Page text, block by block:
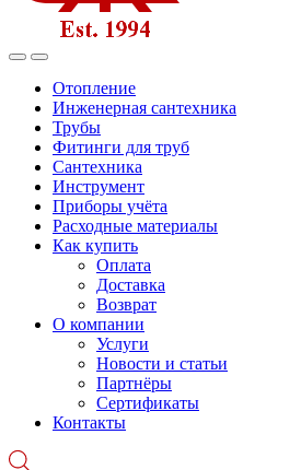
Отопление
Инженерная сантехника
Трубы
Фитинги для труб
Сантехника
Инструмент
Приборы учёта
Расходные материалы
Как купить
Оплата
Доставка
Возврат
О компании
Услуги
Новости и статьи
Партнёры
Сертификаты
Контакты